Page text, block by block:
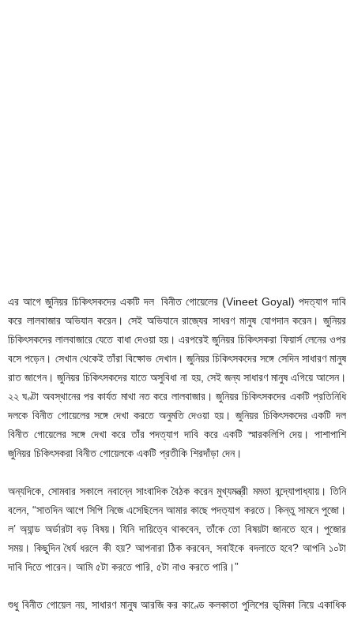
এর আগে জুনিয়র চিকিৎসকদের একটি দল বিনীত গোয়েলের (Vineet Goyal) পদত্যাগ দাবি
করে লালবাজার অভিযান করেন। সেই অভিযানে রাজ্যের সাধরণ মানুষ যোগদান করেন। জুনিয়র
চিকিৎসকদের লালবাজারে যেতে বাধা দেওয়া হয়। এরপরেই জুনিয়র চিকিৎসকরা ফিয়ার্স লেনের ওপর
বসে পড়েন। সেখান থেকেই তাঁরা বিক্ষোভ দেখান। জুনিয়র চিকিৎসকদের সঙ্গে সেদিন সাধারণ মানুষ
রাত জাগেন। জুনিয়র চিকিৎসকদের যাতে অসুবিধা না হয়, সেই জন্য সাধারণ মানুষ এগিয়ে আসেন।
২২ ঘণ্টা অবস্থানের পর কার্যত মাথা নত করে লালবাজার। জুনিয়র চিকিৎসকদের একটি প্রতিনিধি
দলকে বিনীত গোয়েলের সঙ্গে দেখা করতে অনুমতি দেওয়া হয়। জুনিয়র চিকিৎসকদের একটি দল
বিনীত গোয়েলের সঙ্গে দেখা করে তাঁর পদত্যাগ দাবি করে একটি স্মারকলিপি দেয়। পাশাপাশি
জুনিয়র চিকিৎসকরা বিনীত গোয়েলকে একটি প্রতীকি শিরদাঁড়া দেন।
অন্যদিকে, সোমবার সকালে নবান্নে সাংবাদিক বৈঠক করেন মুখ্যমন্ত্রী মমতা বন্দ্যোপাধ্যায়। তিনি
বলেন, “সাতদিন আগে সিপি নিজে এসেছিলেন আমার কাছে পদত্যাগ করতে। কিন্তু সামনে পুজো।
ল’ অ্যান্ড অর্ডারটা বড় বিষয়। যিনি দায়িত্বে থাকবেন, তাঁকে তো বিষয়টা জানতে হবে। পুজোর
সময়। কিছুদিন ধৈর্য ধরলে কী হয়? আপনারা ঠিক করবেন, সবাইকে বদলাতে হবে? আপনি ১০টা
দাবি দিতে পারেন। আমি ৫টা করতে পারি, ৫টা নাও করতে পারি।”
শুধু বিনীত গোয়েল নয়, সাধারণ মানুষ আরজি কর কাণ্ডে কলকাতা পুলিশের ভূমিকা নিয়ে একাধিক